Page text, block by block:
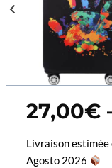
27,00€
Livraison
Agosto 2026